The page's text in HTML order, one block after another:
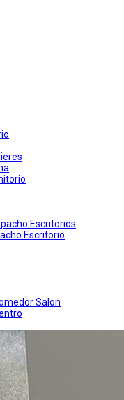
Escritorios
Escritorio
Salon